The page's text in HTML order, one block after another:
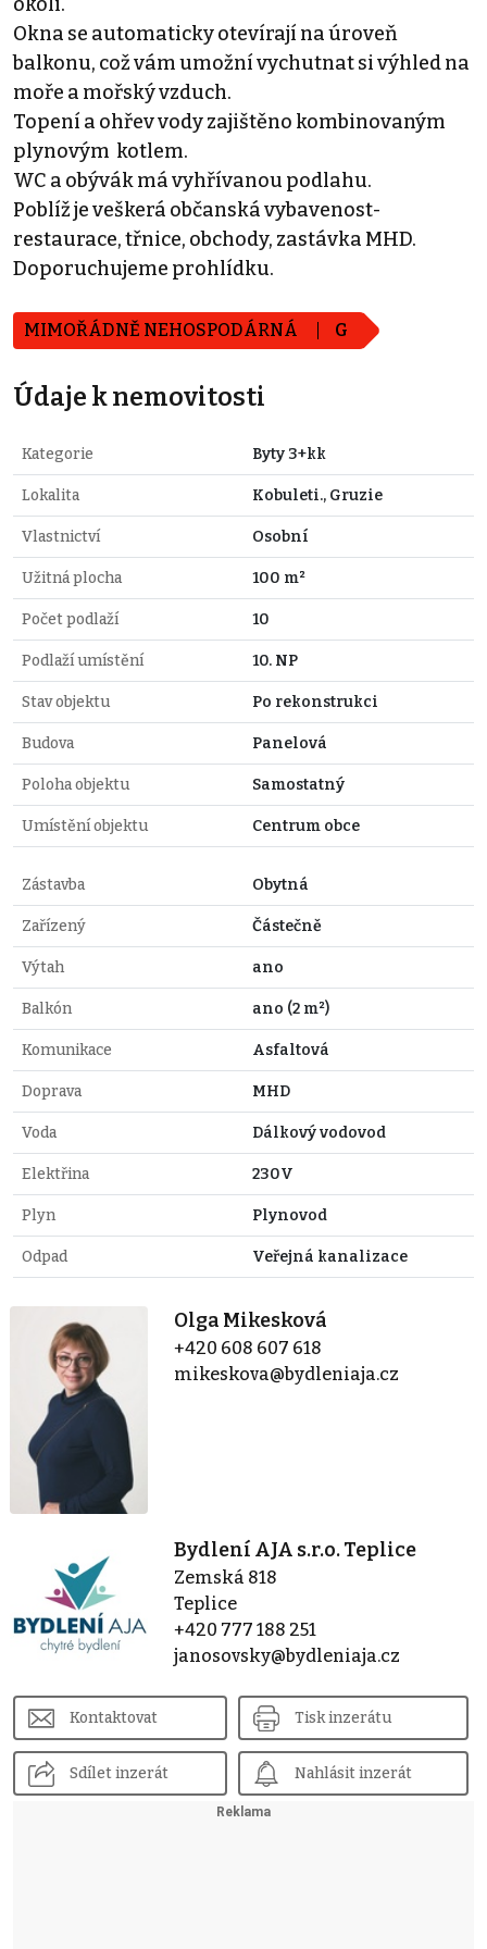
Okna se automaticky otevírají na úroveň
balkonu, což vám umožní vychutnat si výhled na
moře a mořský vzduch.
Topení a ohřev vody zajištěno kombinovaným
plynovým kotlem.
WC a obývák má vyhřívanou podlahu.
Poblíž je veškerá občanská vybavenost-
restaurace, třnice, obchody, zastávka MHD.
Doporuchujeme prohlídku.
MIMOŘÁDNĚ NEHOSPODÁRNÁ G
Údaje k nemovitosti
Kategorie Byty 3+kk
Lokalita Kobuleti., Gruzie
Vlastnictví Osobní
Užitná plocha 100 m²
Počet podlaží 10
Podlaží umístění 10. NP
Stav objektu Po rekonstrukci
Budova Panelová
Poloha objektu Samostatný
Umístění objektu Centrum obce
Zástavba Obytná
Zařízený Částečně
Výtah ano
Balkón ano (2 m²)
Komunikace Asfaltová
Doprava MHD
Voda Dálkový vodovod
Elektřina 230V
Plyn Plynovod
Odpad Veřejná kanalizace
Olga Mikesková
+420 608 607 618
mikeskova@bydleniaja.cz
Bydlení AJA s.r.o. Teplice
Zemská 818
Teplice
+420 777 188 251
janosovsky@bydleniaja.cz
Kontaktovat Tisk inzerátu
Sdílet inzerát Nahlásit inzerát